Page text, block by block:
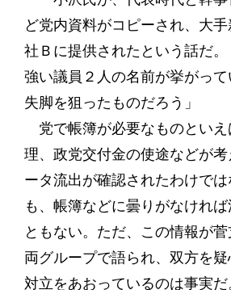
ど党内資料がコピーされ、大
社Ｂに提供されたという話だ
強い議員２人の名前が挙がっ
失脚を狙ったものだろう」
党で帳簿が必要なものといえ
理、政党交付金の使途などが
ータ流出が確認されたわけで
も、帳簿などに曇りがなけれ
ともない。ただ、この情報が
両グループで語られ、双方を疑
対立をあおっているのは事実だ